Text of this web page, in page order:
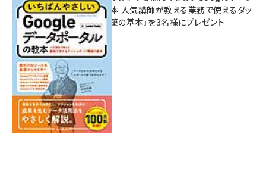
ポータルの教本 人気講師が教える業務で使えるダッ
シュボード構築の基本』を3名様にプレゼント
7月31日 10:00